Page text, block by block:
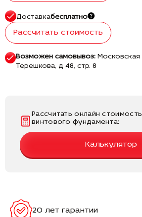
Доставкабесплатно
Рассчитать стоимость
Возможен самовывоз:Московская
Терешкова, д 48, стр. 8
Рассчитать онлайн стоимость
винтового фундамента:
Калькулятор
20 лет гарантии